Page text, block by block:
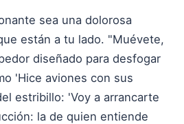
sea una dolorosa
están a tu lado. "Muévete,
diseñado para desfogar
'Hice aviones con sus
estribillo: 'Voy a arrancarte
la de quien entiende